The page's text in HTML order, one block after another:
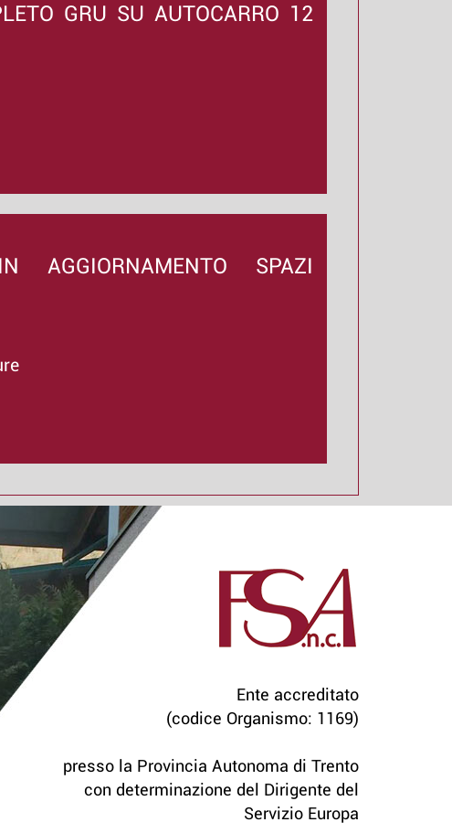
GRU SU AUTOCARRO 12
AGGIORNAMENTO SPAZI
Ente accreditato
(codice Organismo: 1169)
presso la Provincia Autonoma di Trento
con determinazione del Dirigente del
Servizio Europa